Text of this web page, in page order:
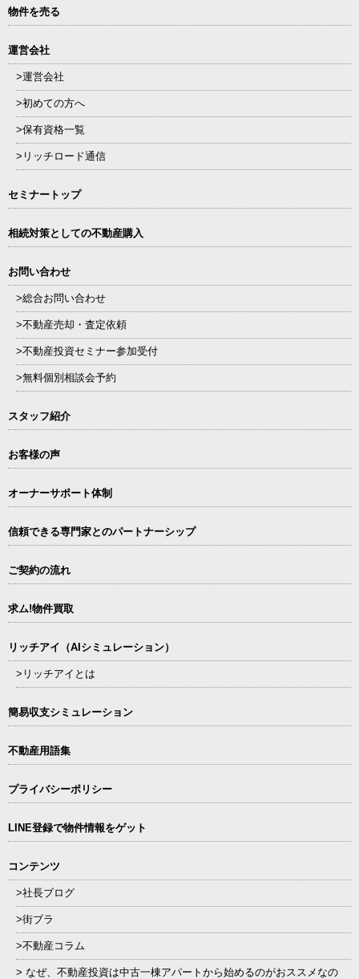
物件を売る
運営会社
>運営会社
>初めての方へ
>保有資格一覧
>リッチロード通信
セミナートップ
相続対策としての不動産購入
お問い合わせ
>総合お問い合わせ
>不動産売却・査定依頼
>不動産投資セミナー参加受付
>無料個別相談会予約
スタッフ紹介
お客様の声
オーナーサポート体制
信頼できる専⾨家とのパートナーシップ
ご契約の流れ
求ム!物件買取
リッチアイ（AIシミュレーション）
>リッチアイとは
簡易収支シミュレーション
不動産用語集
プライバシーポリシー
LINE登録で物件情報をゲット
コンテンツ
>社長ブログ
>街ブラ
>不動産コラム
> なぜ、不動産投資は中古一棟アパートから始めるのがおススメなの